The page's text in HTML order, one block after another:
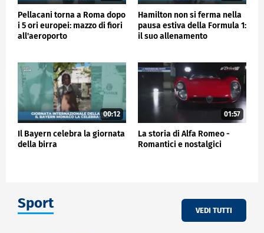
Pellacani torna a Roma dopo
i 5 ori europei: mazzo di fiori
all'aeroporto
Hamilton non si ferma nella
pausa estiva della Formula 1:
il suo allenamento
00:12
Il Bayern celebra la giornata
della birra
01:57
La storia di Alfa Romeo -
Romantici e nostalgici
Sport VEDI TUTTI